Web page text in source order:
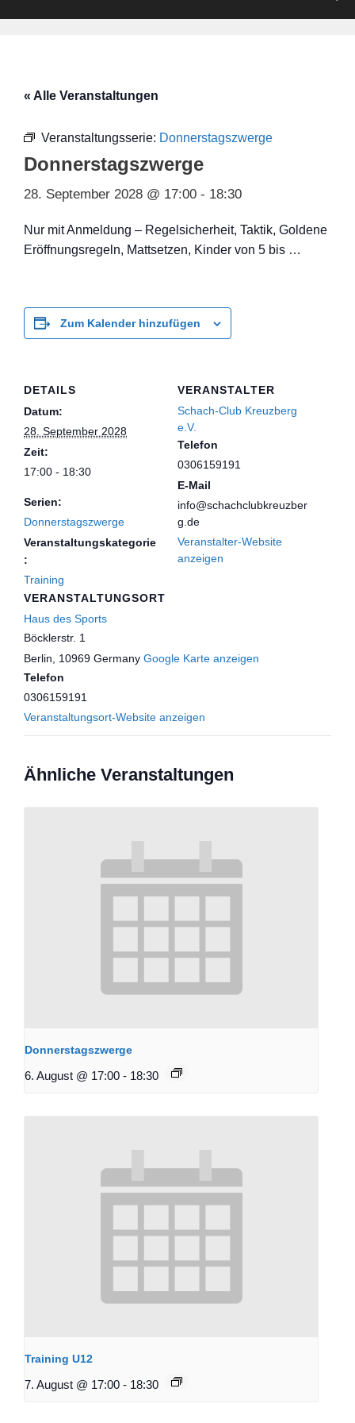
« Alle Veranstaltungen
Veranstaltungsserie: Donnerstagszwerge
Donnerstagszwerge
28. September 2028 @ 17:00 - 18:30
Nur mit Anmeldung – Regelsicherheit, Taktik, Goldene
Eröffnungsregeln, Mattsetzen, Kinder von 5 bis …
Zum Kalender hinzufügen
DETAILS
Datum:
28. September 2028
Zeit:
17:00 - 18:30
Serien:
Donnerstagszwerge
Veranstaltungskategorie
:
Training
VERANSTALTUNGSORT
Haus des Sports
Böcklerstr. 1
Berlin
10969 Germany Google Karte anzeigen
Telefon
0306159191
Veranstaltungsort-Website anzeigen
VERANSTALTER
Schach-Club Kreuzberg
e.V.
Telefon
0306159191
E-Mail
info@schachclubkreuzber
g.de
Veranstalter-Website
anzeigen
Ähnliche Veranstaltungen
Donnerstagszwerge
6. August @ 17:00 - 18:30
Training U12
7. August @ 17:00 - 18:30